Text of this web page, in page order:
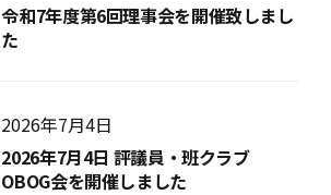
令和7年度第6回理事会を開催致しまし
た
2026年7月4日
2026年7月4日 評議員・班クラブ
OBOG会を開催しました